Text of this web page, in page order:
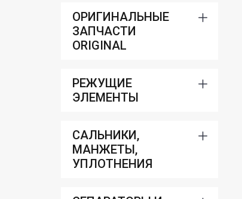
ОРИГИНАЛЬНЫЕ
ЗАПЧАСТИ
ORIGINAL
РЕЖУЩИЕ
ЭЛЕМЕНТЫ
САЛЬНИКИ,
МАНЖЕТЫ,
УПЛОТНЕНИЯ